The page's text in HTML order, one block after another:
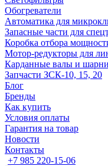
Обогреватели
Автоматика для
Запасные части для
Коробка отбора
Мотор-редукторы для
Карданные валы и
Запчасти ЗСК-10, 15, 20
Блог
Бренды
Как купить
Условия оплаты
Гарантия на товар
Новости
Контакты
+7 985 220-15-06